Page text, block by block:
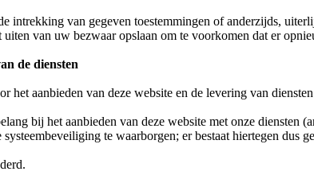
intrekking van gegeven toestemmingen of anderzijds,
van uw bezwaar opslaan om te voorkomen dat er
de diensten
aanbieden van deze website en de levering van
bij het aanbieden van deze website met onze
te waarborgen; er bestaat hiertegen dus